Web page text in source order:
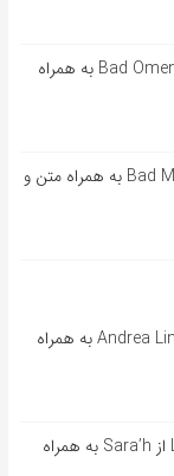
آهنگ انگلیسی Dying To Love از Bad Omens به همراه
آهنگ انگلیسی Lighters از Bad Meets Evil به همراه متن و
آهنگ فرانسوی Près de toi از Andrea Lindsay به همراه
آهنگ فرانسوی L’encre de tes yeux از Sara’h به همراه